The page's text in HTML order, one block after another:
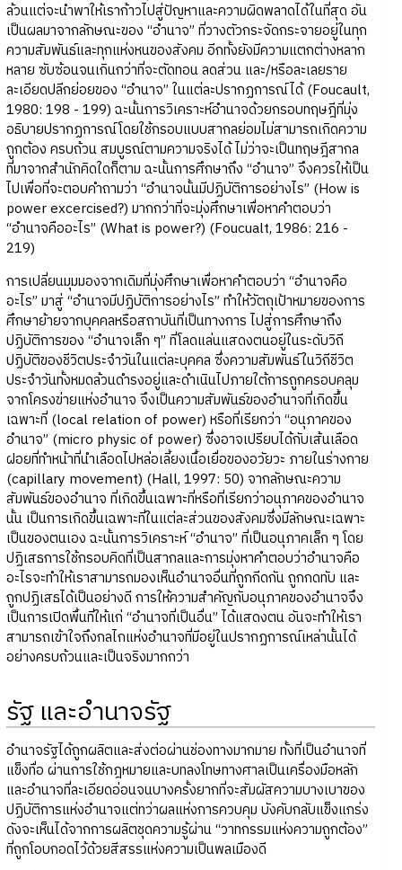
ล้วนแต่จะนำพาให้เราก้าวไปสู่ปัญหาและความผิดพลาดได้ในที่สุด อัน
เป็นผลมาจากลักษณะของ “อำนาจ” ที่วางตัวกระจัดกระจายอยู่ในทุก
ความสัมพันธ์และทุกแห่งหนของสังคม อีกทั้งยังมีความแตกต่างหลาก
หลาย ซับซ้อนจนเกินกว่าที่จะตัดทอน ลดส่วน และ/หรือละเลยราย
ละเอียดปลีกย่อยของ “อำนาจ” ในแต่ละปรากฏการณ์ได้ (Foucault,
1980: 198 - 199) ฉะนั้นการวิเคราะห์อำนาจด้วยกรอบทฤษฎีที่มุ่ง
อธิบายปรากฏการณ์โดยใช้กรอบแบบสากลย่อมไม่สามารถเกิดความ
ถูกต้อง ครบถ้วน สมบูรณ์ตามความจริงได้ ไม่ว่าจะเป็นทฤษฎีสากล
ที่มาจากสำนักคิดใดก็ตาม ฉะนั้นการศึกษาถึง “อำนาจ” จึงควรให้เป็น
ไปเพื่อที่จะตอบคำถามว่า “อำนาจนั้นมีปฏิบัติการอย่างไร” (How is
power excercised?) มากกว่าที่จะมุ่งศึกษาเพื่อหาคำตอบว่า
“อำนาจคืออะไร” (What is power?) (Foucualt, 1986: 216 -
219)
การเปลี่ยนมุมมองจากเดิมที่มุ่งศึกษาเพื่อหาคำตอบว่า “อำนาจคือ
อะไร” มาสู่ “อำนาจมีปฏิบัติการอย่างไร” ทำให้วัตถุเป้าหมายของการ
ศึกษาย้ายจากบุคคลหรือสถาบันที่เป็นทางการ ไปสู่การศึกษาถึง
ปฏิบัติการของ “อำนาจเล็ก ๆ” ที่โลดแล่นแสดงตนอยู่ในระดับวิถี
ปฏิบัติของชีวิตประจำวันในแต่ละบุคคล ซึ่งความสัมพันธ์ในวิถีชีวิต
ประจำวันทั้งหมดล้วนดำรงอยู่และดำเนินไปภายใต้การถูกครอบคลุม
จากโครงข่ายแห่งอำนาจ จึงเป็นความสัมพันธ์ของอำนาจที่เกิดขึ้น
เฉพาะที่ (local relation of power) หรือที่เรียกว่า “อนุภาคของ
อำนาจ” (micro physic of power) ซึ่งอาจเปรียบได้กับเส้นเลือด
ฝอยที่ทำหน้าที่นำเลือดไปหล่อเลี้ยงเนื้อเยื่อของอวัยวะ ภายในร่างกาย
(capillary movement) (Hall, 1997: 50) จากลักษณะความ
สัมพันธ์ของอำนาจ ที่เกิดขึ้นเฉพาะที่หรือที่เรียกว่าอนุภาคของอำนาจ
นั้น เป็นการเกิดขึ้นเฉพาะที่ในแต่ละส่วนของสังคมซึ่งมีลักษณะเฉพาะ
เป็นของตนเอง ฉะนั้นการวิเคราะห์ “อำนาจ” ที่เป็นอนุภาคเล็ก ๆ โดย
ปฏิเสธการใช้กรอบคิดที่เป็นสากลและการมุ่งหาคำตอบว่าอำนาจคือ
อะไรจะทำให้เราสามารถมองเห็นอำนาจอื่นที่ถูกกีดกัน ถูกกดทับ และ
ถูกปฏิเสธได้เป็นอย่างดี การให้ความสำคัญกับอนุภาคของอำนาจจึง
เป็นการเปิดพื้นที่ให้แก่ “อำนาจที่เป็นอื่น” ได้แสดงตน อันจะทำให้เรา
สามารถเข้าใจถึงกลไกแห่งอำนาจที่มีอยู่ในปรากฏการณ์เหล่านั้นได้
อย่างครบถ้วนและเป็นจริงมากกว่า
รัฐ และอำนาจรัฐ
อำนาจรัฐได้ถูกผลิตและส่งต่อผ่านช่องทางมากมาย ทั้งที่เป็นอำนาจที่
แข็งทื่อ ผ่านการใช้กฎหมายและบทลงโทษทางศาลเป็นเครื่องมือหลัก
และอำนาจที่ละเอียดอ่อนจนบางครั้งยากที่จะสัมผัสความบางเบาของ
ปฏิบัติการแห่งอำนาจแต่ทว่าผลแห่งการควบคุม บังคับกลับแข็งแกร่ง
ดังจะเห็นได้จากการผลิตชุดความรู้ผ่าน “วาทกรรมแห่งความถูกต้อง”
ที่ถูกโอบกอดไว้ด้วยสีสรรแห่งความเป็นพลเมืองดี